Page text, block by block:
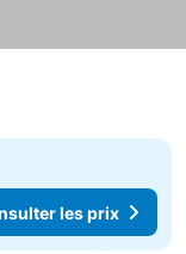
les prix